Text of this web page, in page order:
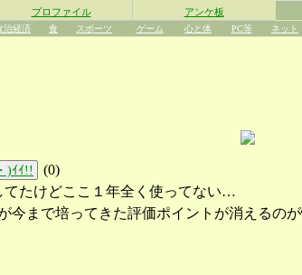
プロファイル アンケ板
治経済 食 スポーツ ゲーム 心と体 PC等 ネット
)ｲｲ!! (0)
てたけどここ１年全く使ってない…
今まで培ってきた評価ポイントが消えるの